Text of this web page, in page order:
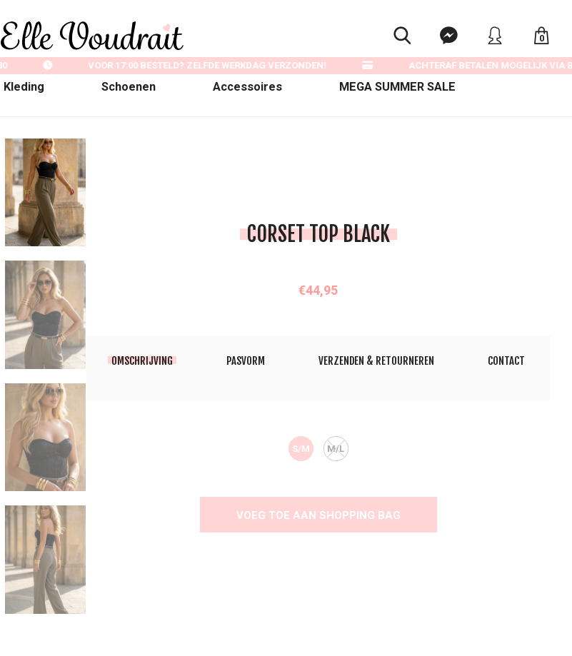
0
Kleding Schoenen Accessoires MEGA SUMMER SALE
VOOR 17:00 BESTELD? ZELFDE WERKDAG VERZONDEN! ACHTERAF BETALEN MOGELIJK VIA
CORSET TOP BLACK
€44,95
OMSCHRIJVING PASVORM VERZENDEN & RETOURNEREN CONTACT
S/M M/L
VOEG TOE AAN SHOPPING BAG